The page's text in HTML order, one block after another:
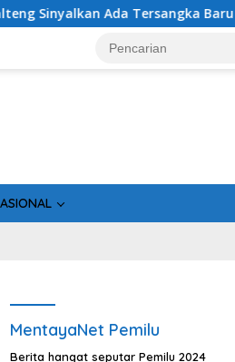
Baru di Kasus Hibah Rp40 Miliar
MentayaNet Pemilu
Berita hangat seputar Pemilu 2024